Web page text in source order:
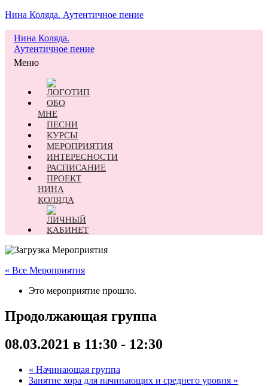
Нина Коляда. Аутентичное пение
Нина Коляда.
Аутентичное пение
Меню
ОБО
МНЕ
ПЕСНИ
КУРСЫ
МЕРОПРИЯТИЯ
ИНТЕРЕСНОСТИ
РАСПИСАНИЕ
ПРОЕКТ
НИНА
КОЛЯДА
« Все Мероприятия
Это мероприятие прошло.
Продолжающая группа
08.03.2021 в 11:30 - 12:30
« Начинающая группа
Занятие хора для начинающих и среднего уровня »